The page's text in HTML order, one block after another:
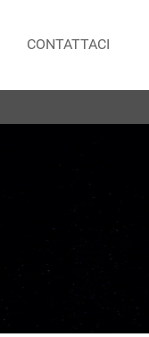
CONTATTACI